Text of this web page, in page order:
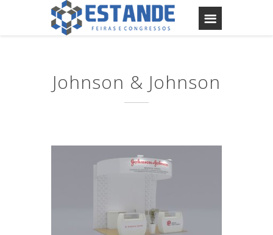
Johnson & Johnson